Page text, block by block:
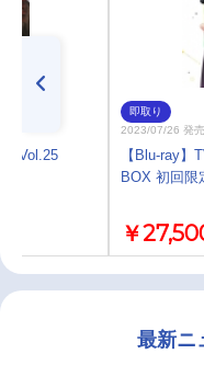
Vol.25
即取り
2023/07/26 発売
【Blu-ray
BOX 初回限
￥
最新ニ